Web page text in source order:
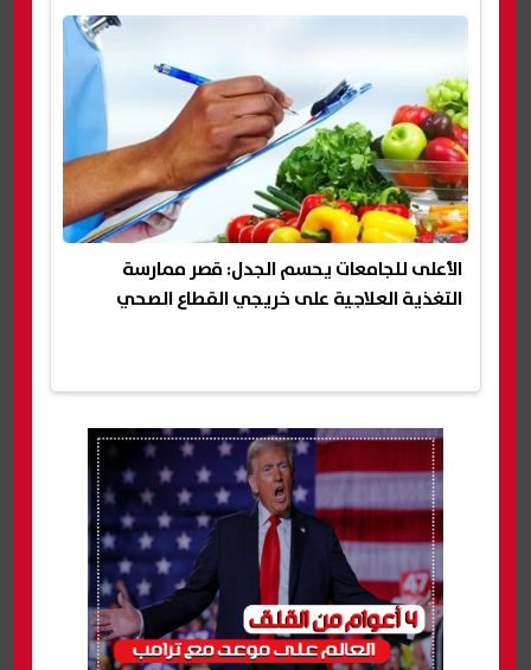
الأعلى للجامعات يحسم الجدل: قصر ممارسة
التغذية العلاجية على خريجي القطاع الصحي